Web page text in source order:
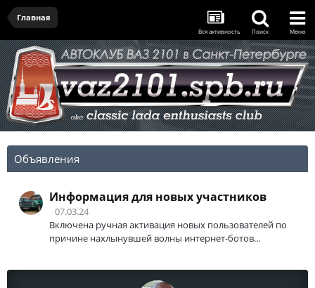
Главная
Вся активность Поиск Меню
Объявления
Информация для новых участников
07.03.24
Включена ручная активация новых пользователей по
причине нахлынувшей волны интернет-ботов...